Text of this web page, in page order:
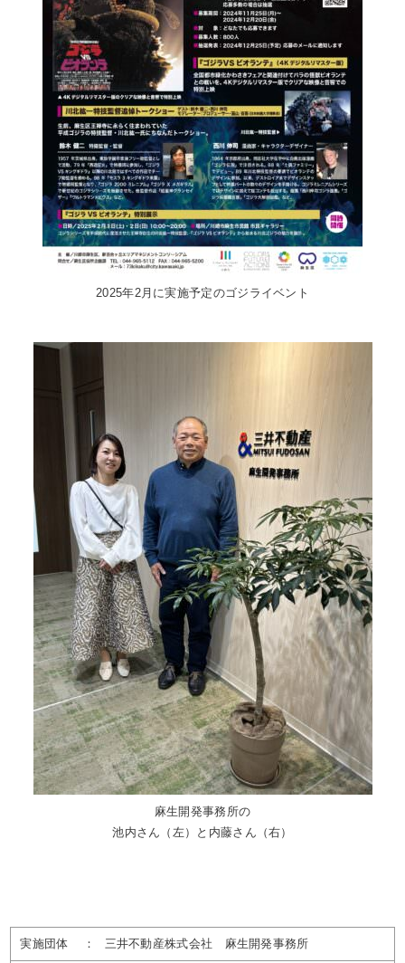
2025年2月に実施予定のゴジライベント
麻生開発事務所の
池内さん（左）と内藤さん（右）
実施団体 ： 三井不動産株式会社 麻生開発事務所